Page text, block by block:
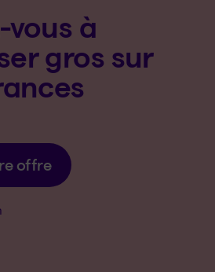
vous à
gros sur
offre